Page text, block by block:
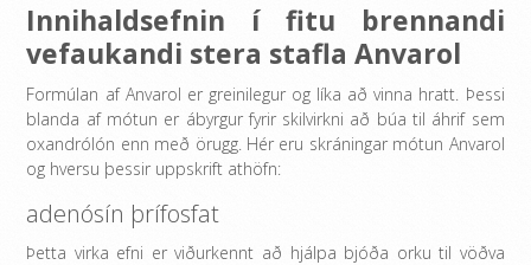
Innihaldsefnin í fitu brennandi
vefaukandi stera stafla Anvarol
Formúlan af Anvarol er greinilegur og líka að vinna hratt. Þessi
blanda af mótun er ábyrgur fyrir skilvirkni að búa til áhrif sem
oxandrólón enn með örugg. Hér eru skráningar mótun Anvarol
og hversu þessir uppskrift athöfn:
adenósín þrífosfat
Þetta virka efni er viðurkennt að hjálpa bjóða orku til vöðva